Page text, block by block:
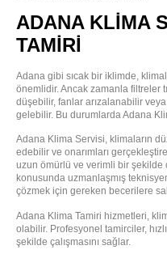
ADANA KLIMA
TAMIRI
Adana gibi sıcak bir iklimde,
önemlidir. Ancak zamanla filtreler
düşebilir, fanlar arızalanabilir
gelebilir. Bu durumlarda Adana
Adana Klima Servisi, klimaların
edebilir ve onarımları
uzun ömürlü ve verimli bir şekilde
konusunda uzmanlaşmış
çözmek için gereken becerilere
Adana Klima Tamiri hizmetleri,
olabilir. Profesyonel tamirciler,
şekilde çalışmasını sağlar.